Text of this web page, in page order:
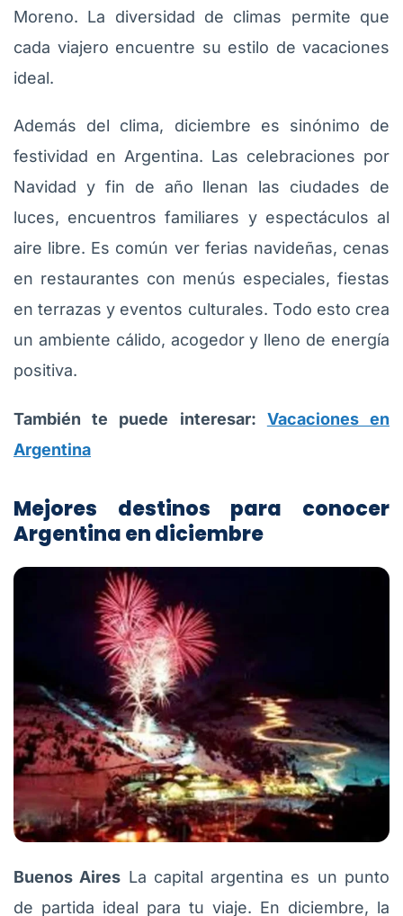
Moreno. La diversidad de climas permite que
cada viajero encuentre su estilo de vacaciones
ideal.
Además del clima, diciembre es sinónimo de
festividad en Argentina. Las celebraciones por
Navidad y fin de año llenan las ciudades de
luces, encuentros familiares y espectáculos al
aire libre. Es común ver ferias navideñas, cenas
en restaurantes con menús especiales, fiestas
en terrazas y eventos culturales. Todo esto crea
un ambiente cálido, acogedor y lleno de energía
positiva.
También te puede interesar: Vacaciones en
Argentina
Mejores destinos para conocer
Argentina en diciembre
Buenos Aires La capital argentina es un punto
de partida ideal para tu viaje. En diciembre, la